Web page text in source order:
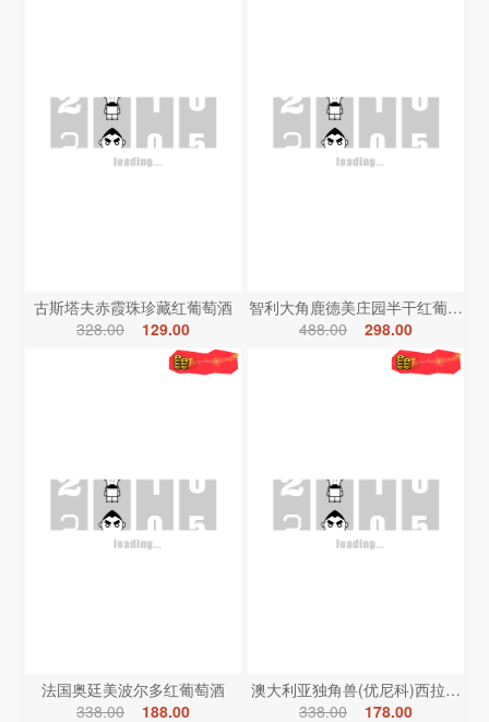
古斯塔夫赤霞珠珍藏红葡萄酒
328.00
129.00
智利大角鹿德美庄园半干红葡萄酒
488.00
298.00
法国奥廷美波尔多红葡萄酒
338.00
188.00
澳大利亚独角兽(优尼科)西拉红葡
338.00
178.00